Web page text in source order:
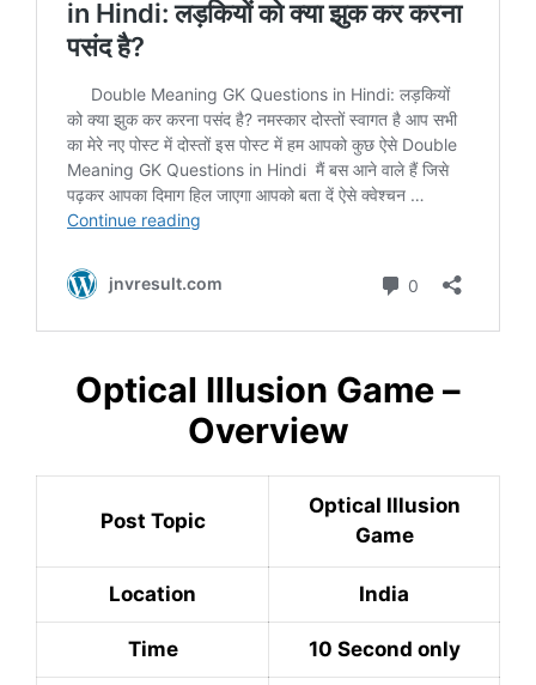
Optical Illusion Game –
Overview
Post Topic
Optical Illusion
Game
Location India
Time 10 Second only